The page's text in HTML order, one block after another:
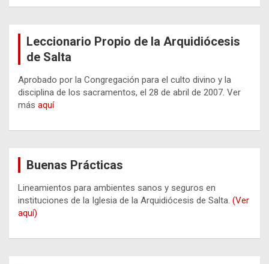
Leccionario Propio de la Arquidiócesis
de Salta
Aprobado por la Congregación para el culto divino y la
disciplina de los sacramentos, el 28 de abril de 2007. Ver
más aquí
Buenas Prácticas
Lineamientos para ambientes sanos y seguros en
instituciones de la Iglesia de la Arquidiócesis de Salta. (Ver
aquí)